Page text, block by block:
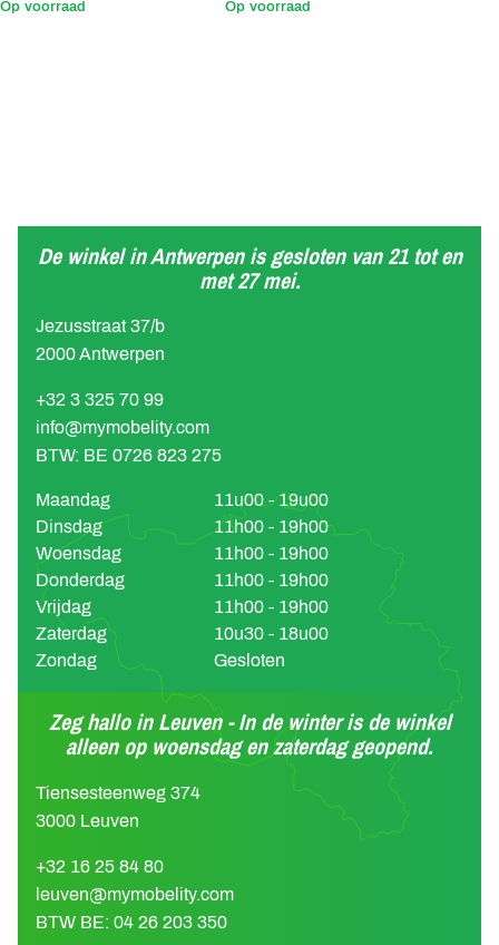
Op voorraad Op voorraad
De winkel in Antwerpen is gesloten van 21 tot en
met 27 mei.
Jezusstraat 37/b
2000 Antwerpen
+32 3 325 70 99
info@mymobelity.com
BTW: BE 0726 823 275
Maandag
11u00 - 19u00
Dinsdag
11h00 - 19h00
Woensdag
11h00 - 19h00
Donderdag
11h00 - 19h00
Vrijdag
11h00 - 19h00
Zaterdag
10u30 - 18u00
Zondag
Gesloten
Zeg hallo in Leuven - In de winter is de winkel
alleen op woensdag en zaterdag geopend.
Tiensesteenweg 374
3000 Leuven
+32 16 25 84 80
leuven@mymobelity.com
BTW BE: 04 26 203 350